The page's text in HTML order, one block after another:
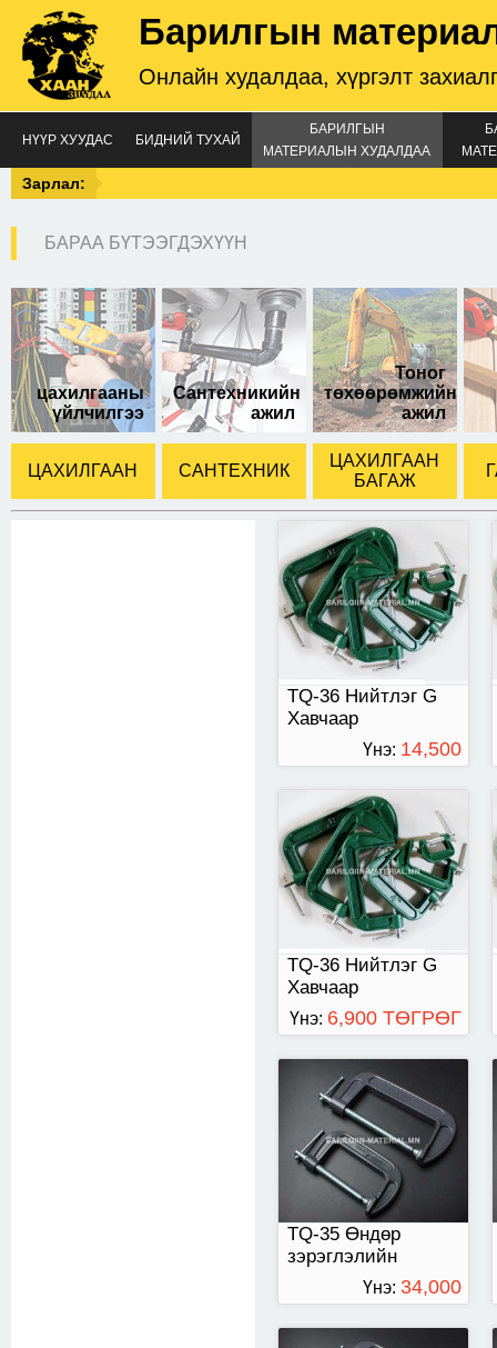
Барилгын
Онлайн худалдаа, хүргэлт
НҮҮР ХУУДАС БИДНИЙ ТУХАЙ
БАРИЛГЫН
МАТЕРИАЛЫН ХУДАЛДАА
Зарлал:
БАРАА БҮТЭЭГДЭХҮҮН
цахилгааны
үйлчилгээ
Сантехникийн
ажил
Тоног
төхөөрөмжийн
ажил
ЦАХИЛГААН САНТЕХНИК
ЦАХИЛГААН
БАГАЖ
TQ-36 Нийтлэг G
Хавчаар
TQ-36 Нийтлэг G
Хавчаар
Үнэ: 14,500
TQ-36 Нийтлэг G
Хавчаар
TQ-36 Нийтлэг G
Хавчаар
Үнэ: 6,900 ТӨГРӨГ
TQ-35 Өндөр
зэрэглэлийн
TQ-35 Өндөр
зэрэглэлийн хавчаар
Үнэ: 34,000
ТӨГРӨГ
TQ-35 Өндөр
зэрэглэлийн хавчаар